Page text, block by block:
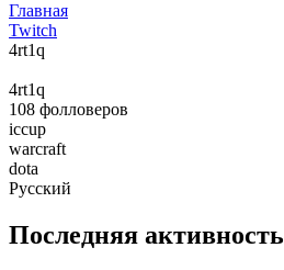
Главная
Twitch
4rt1q
4rt1q
108 фолловеров
iccup
warcraft
dota
Русский
Последняя активность